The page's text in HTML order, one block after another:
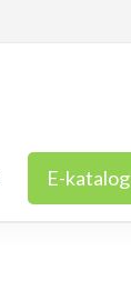
E-katalog